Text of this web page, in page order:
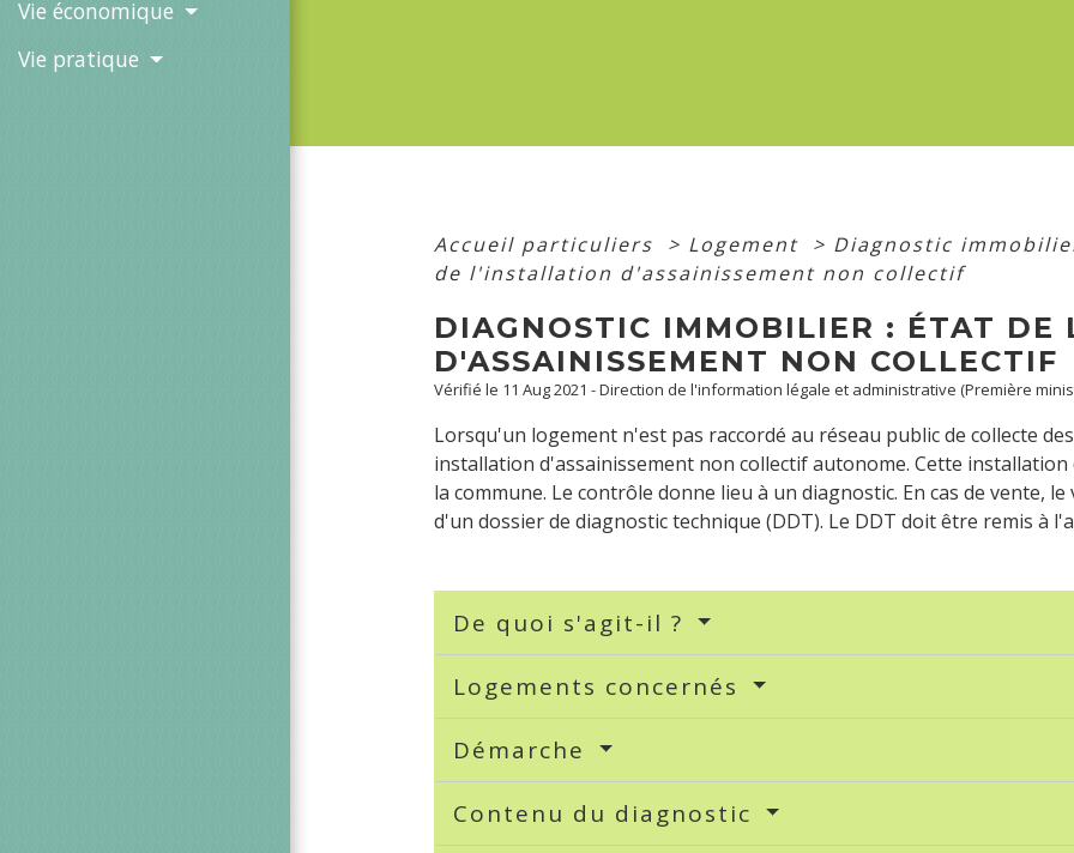
Vie économique
Vie pratique
Accueil particuliers > Logement > Diagnostic
de l'installation d'assainissement non collectif
DIAGNOSTIC IMMOBILIER : ÉTAT DE
D'ASSAINISSEMENT NON COLLECTIF
Vérifié le 11 Aug 2021 - Direction de l'information légale et administrative (Première
Lorsqu'un logement n'est pas raccordé au réseau public de collecte
installation d'assainissement non collectif autonome. Cette
la commune. Le contrôle donne lieu à un diagnostic. En cas de vente,
d'un dossier de diagnostic technique (DDT). Le DDT doit être remis à
De quoi s'agit-il ?
Logements concernés
Démarche
Contenu du diagnostic